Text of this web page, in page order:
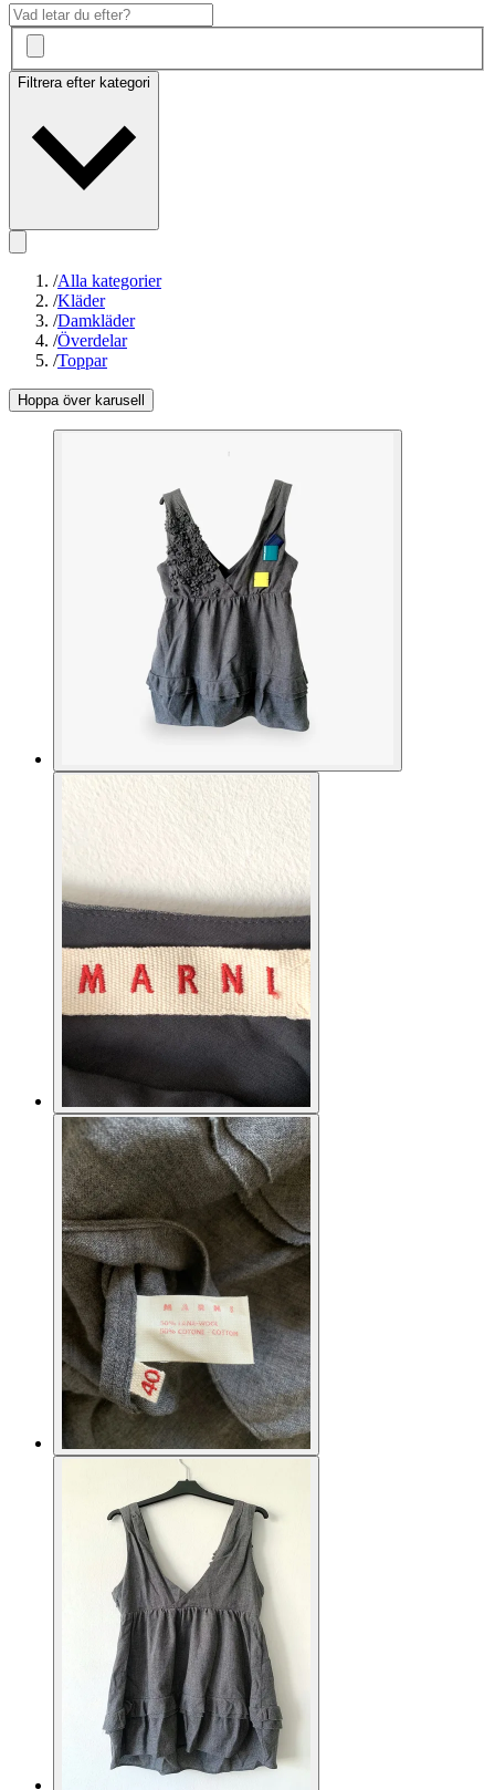
Filtrera efter kategori
/Alla kategorier
/Kläder
/Damkläder
/Överdelar
/Toppar
Hoppa över karusell